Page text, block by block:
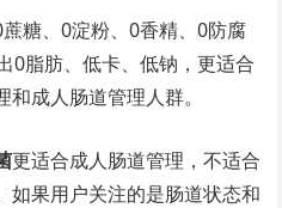
糖、0淀粉、0香精、0防腐
0脂肪、低卡、低钠，更适合
成人肠道管理人群。
更适合成人肠道管理，不适合
如果用户关注的是肠道状态和